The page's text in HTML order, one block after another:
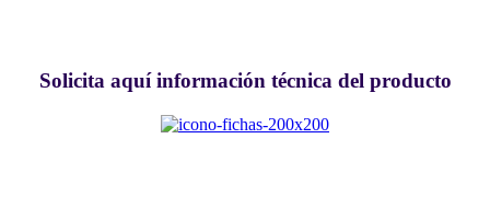
Solicita aquí información técnica del producto